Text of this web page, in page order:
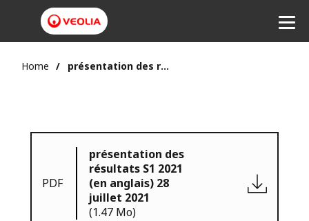
Home présentation des résultats S1 2021 (en anglais) 28 juillet 2021
PDF
présentation des
résultats S1 2021
(en anglais) 28
juillet 2021
(1.47 Mo)